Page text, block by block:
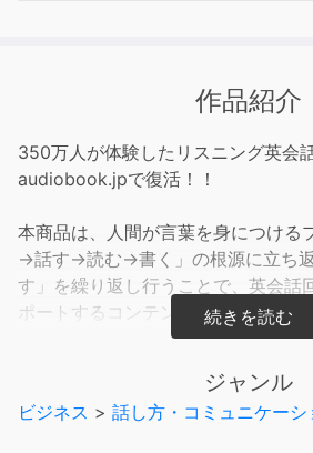
作品紹介
350万人が体験したリスニング英会
audiobook.jpで復活！！
本商品は、人間が言葉を身につける
→話す→読む→書く」の根源に立ち
す」を繰り返し行うことで、英会話
ポートするコンテンツです。シャワ
を聞き流して習慣化させることで、
背景に流れる心地よい音楽とともに
ジャンル
ビジネス > 話し方・コミュニケーシ